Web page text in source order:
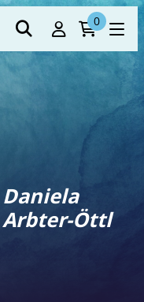
0
Daniela
Arbter-Öttl